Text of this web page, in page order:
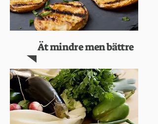
Ät mindre men bättre